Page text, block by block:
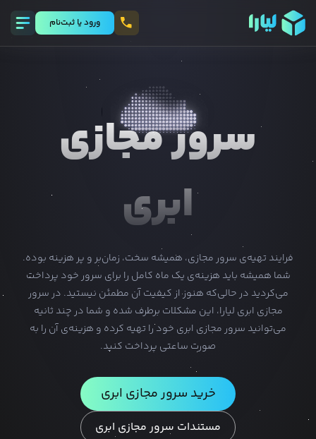
ورود يا ثبت‌نام
سرور مجازی
ابری
فرایند تهیه‌ی سرور مجازی، همیشه سخت، زمان‌بر و پر هزینه بوده.
شما همیشه باید هزینه‌ی یک ماه کامل را برای سرور خود پرداخت
می‌کردید در حالی‌که هنوز از کیفیت آن مطمئن نیستید. در سرور
مجازی ابری لیارا، این مشکلات برطرف شده و شما در چند ثانیه
می‌توانید سرور مجازی ابری خود را تهیه کرده و هزینه‌ی آن را به
صورت ساعتی پرداخت کنید.
مستندات سرور مجازی ابری
خرید سرور مجازی ابری